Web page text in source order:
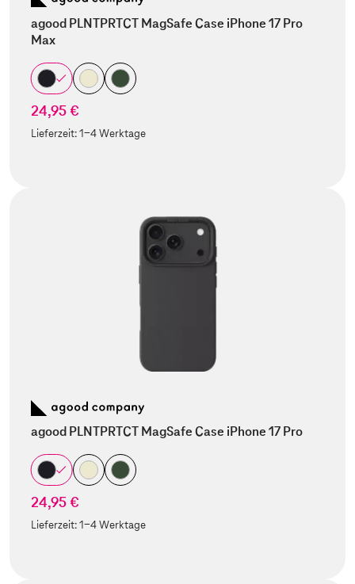
agood PLNTPRTCT MagSafe Case iPhone 17 Pro
Max
24,95 €
Lieferzeit:1-4 Werktage
agood PLNTPRTCT MagSafe Case iPhone 17 Pro
24,95 €
Lieferzeit:1-4 Werktage